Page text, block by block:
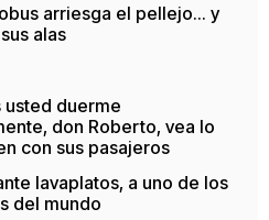
arriesga el pellejo... y
alas
usted duerme
don Roberto, vea lo
con sus pasajeros
lavaplatos, a uno de los
del mundo